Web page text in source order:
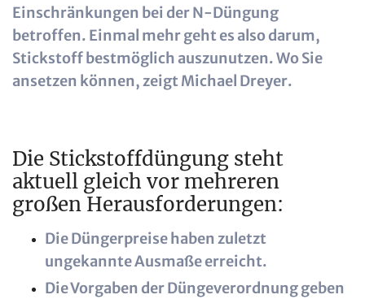
Einschränkungen bei der N-Düngung
betroffen. Einmal mehr geht es also darum,
Stickstoff bestmöglich auszunutzen. Wo Sie
ansetzen können, zeigt Michael Dreyer.
Die Stickstoffdüngung steht
aktuell gleich vor mehreren
großen Herausforderungen:
Die Düngerpreise haben zuletzt
ungekannte Ausmaße erreicht.
Die Vorgaben der Düngeverordnung geben